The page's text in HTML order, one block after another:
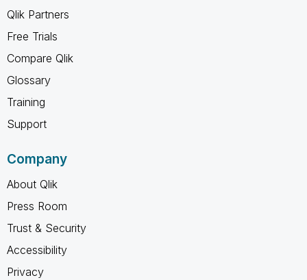
Qlik Partners
Free Trials
Compare Qlik
Glossary
Training
Support
Company
About Qlik
Press Room
Trust & Security
Accessibility
Privacy